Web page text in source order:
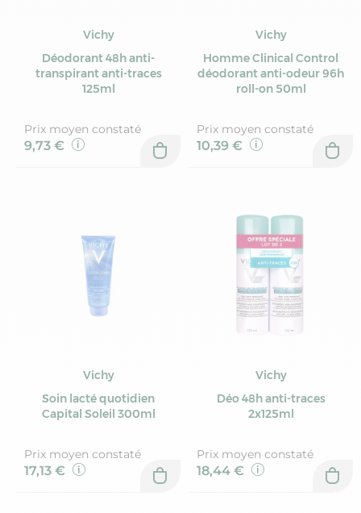
Vichy
Déodorant 48h anti-
transpirant anti-traces
125ml
Prix moyen constaté
9,73 €
Vichy
Homme Clinical Control
déodorant anti-odeur 96h
roll-on 50ml
Prix moyen constaté
10,39 €
Vichy
Soin lacté quotidien
Capital Soleil 300ml
Prix moyen constaté
17,13 €
Vichy
Déo 48h anti-traces
2x125ml
Prix moyen constaté
18,44 €